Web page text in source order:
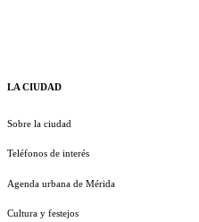
LA CIUDAD
Sobre la ciudad
Teléfonos de interés
Agenda urbana de Mérida
Cultura y festejos